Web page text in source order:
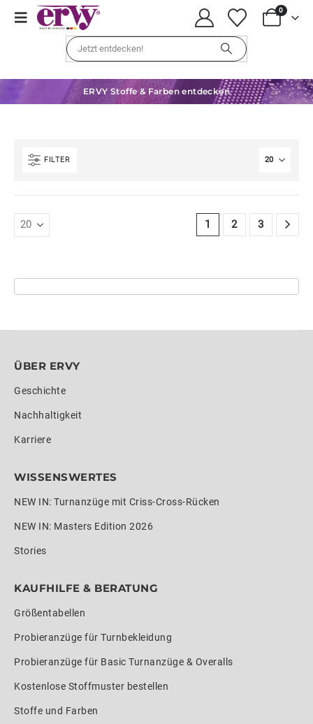
0
ERVY Stoffe & Farben entdecken
FILTER
1 2 3
ÜBER ERVY
Geschichte
Nachhaltigkeit
Karriere
WISSENSWERTES
NEW IN: Turnanzüge mit Criss-Cross-Rücken
NEW IN: Masters Edition 2026
Stories
KAUFHILFE & BERATUNG
Größentabellen
Probieranzüge für Turnbekleidung
Probieranzüge für Basic Turnanzüge & Overalls
Kostenlose Stoffmuster bestellen
Stoffe und Farben